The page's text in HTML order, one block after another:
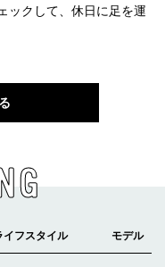
ックして、休日に足を運